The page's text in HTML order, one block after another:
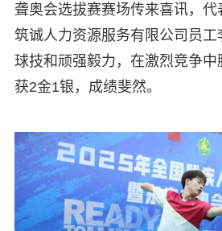
聋奥会选拔赛赛场传来喜讯，代
筑诚人力资源服务有限公司员
球技和顽强毅力，在激烈竞争
获2金1银，成绩斐然。